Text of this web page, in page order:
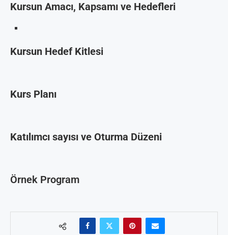
Kursun Amacı, Kapsamı ve Hedefleri
Kursun Hedef Kitlesi
Kurs Planı
Katılımcı sayısı ve Oturma Düzeni
Örnek Program